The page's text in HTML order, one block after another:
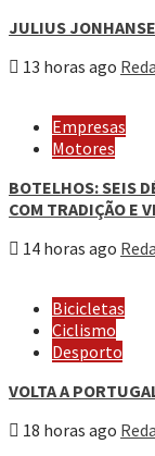
JULIUS
13 horas ago
Empresas
Motores
BOTELHOS: SEIS
COM TRADIÇÃO E
14 horas ago
Bicicletas
Ciclismo
Desporto
VOLTA A
18 horas ago